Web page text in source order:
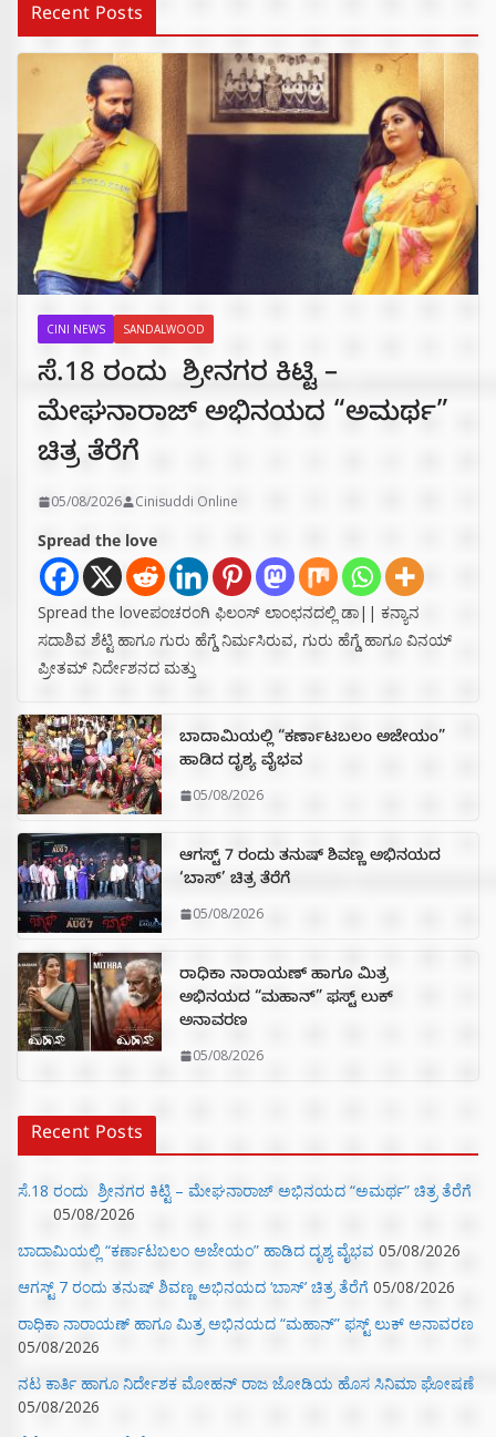
Recent Posts
CINI NEWS SANDALWOOD
ಸೆ.18 ರಂದು ಶ್ರೀನಗರ ಕಿಟ್ಟಿ –
ಮೇಘನಾರಾಜ್ ಅಭಿನಯದ “ಅಮರ್ಥ”
ಚಿತ್ರ ತೆರೆಗೆ
05/08/2026 Cinisuddi Online
Spread the love
Spread the loveಪಂಚರಂಗಿ ಫಿಲಂಸ್ ಲಾಂಛನದಲ್ಲಿ ಡಾ|| ಕನ್ಯಾನ
ಸದಾಶಿವ ಶೆಟ್ಟಿ ಹಾಗೂ ಗುರು ಹೆಗ್ಡೆ ನಿರ್ಮಸಿರುವ, ಗುರು ಹೆಗ್ಡೆ ಹಾಗೂ ವಿನಯ್
ಪ್ರೀತಮ್ ನಿರ್ದೇಶನದ ಮತ್ತು
ಬಾದಾಮಿಯಲ್ಲಿ “ಕರ್ಣಾಟಬಲಂ ಅಜೇಯಂ”
ಹಾಡಿದ ದೃಶ್ಯ ವೈಭವ
05/08/2026
ಆಗಸ್ಟ್ 7 ರಂದು ತನುಷ್ ಶಿವಣ್ಣ ಅಭಿನಯದ
‘ಬಾಸ್’ ಚಿತ್ರ ತೆರೆಗೆ
05/08/2026
ರಾಧಿಕಾ ನಾರಾಯಣ್ ಹಾಗೂ ಮಿತ್ರ
ಅಭಿನಯದ “ಮಹಾನ್” ಫಸ್ಟ್ ಲುಕ್
ಅನಾವರಣ
05/08/2026
Recent Posts
ಸೆ.18 ರಂದು ಶ್ರೀನಗರ ಕಿಟ್ಟಿ – ಮೇಘನಾರಾಜ್ ಅಭಿನಯದ “ಅಮರ್ಥ” ಚಿತ್ರ ತೆರೆಗೆ
05/08/2026
ಬಾದಾಮಿಯಲ್ಲಿ “ಕರ್ಣಾಟಬಲಂ ಅಜೇಯಂ” ಹಾಡಿದ ದೃಶ್ಯ ವೈಭವ 05/08/2026
ಆಗಸ್ಟ್ 7 ರಂದು ತನುಷ್ ಶಿವಣ್ಣ ಅಭಿನಯದ ‘ಬಾಸ್’ ಚಿತ್ರ ತೆರೆಗೆ 05/08/2026
ರಾಧಿಕಾ ನಾರಾಯಣ್ ಹಾಗೂ ಮಿತ್ರ ಅಭಿನಯದ “ಮಹಾನ್” ಫಸ್ಟ್ ಲುಕ್ ಅನಾವರಣ
05/08/2026
ನಟ ಕಾರ್ತಿ ಹಾಗೂ ನಿರ್ದೇಶಕ ಮೋಹನ್ ರಾಜ ಜೋಡಿಯ ಹೊಸ ಸಿನಿಮಾ ಘೋಷಣೆ
05/08/2026